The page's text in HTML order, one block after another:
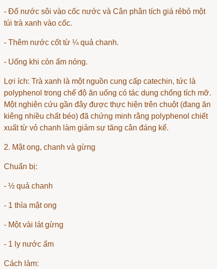
- Đổ nước sôi vào cốc nước và Cân phân tích giá rẻbỏ một
túi trà xanh vào cốc.
- Thêm nước cốt từ ¼ quả chanh.
- Uống khi còn ấm nóng.
Lợi ích: Trà xanh là một nguồn cung cấp catechin, tức là
polyphenol trong chế độ ăn uống có tác dụng chống tích mỡ.
Một nghiên cứu gần đây được thực hiện trên chuột (đang ăn
kiêng nhiều chất béo) đã chứng minh rằng polyphenol chiết
xuất từ vỏ chanh làm giảm sự tăng cân đáng kể.
2. Mật ong, chanh và gừng
Chuẩn bị:
- ½ quả chanh
- 1 thìa mật ong
- Một vài lát gừng
- 1 ly nước ấm
Cách làm: